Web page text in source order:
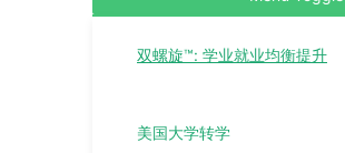
双螺旋™: 学业就业均衡提升
美国大学转学